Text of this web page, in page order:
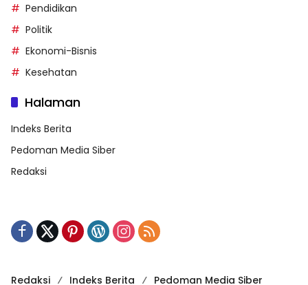
Pendidikan
Politik
Ekonomi-Bisnis
Kesehatan
Halaman
Indeks Berita
Pedoman Media Siber
Redaksi
Redaksi Indeks Berita Pedoman Media Siber